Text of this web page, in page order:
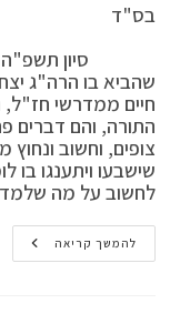
בס"ד
סיון תשפ"ה
שהביא בו הרה"ג
חיים ממדרשי חז"ל,
התורה, והם דברים
צופים, וחשוב
שישבעו ויתענגו בו
לחשוב על מה
להמשך קריאה חשיבות
הבנת